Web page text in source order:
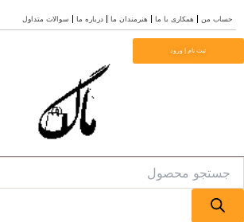
من همکاری با ما هنرمندان ما درباره ما سوالات متداول
ثبت نام | ورود